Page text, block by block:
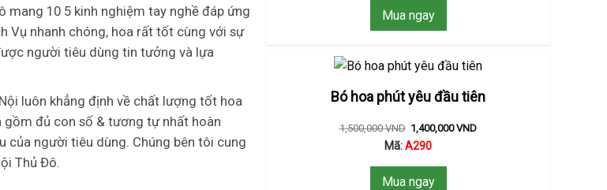
mang 10 5 kinh nghiệm tay nghề đáp ứng
Vụ nhanh chóng, hoa rất tốt cùng với sự
người tiêu dùng tin tưởng và lựa
luôn khẳng định về chất lượng tốt hoa
đủ con số & tương tự nhất hoàn
của người tiêu dùng. Chúng bên tôi cung
Thủ Đô.
Mua ngay
Bó hoa phút yêu đầu tiên
1,500,000VND 1,400,000VND
Mã:A290
Mua ngay